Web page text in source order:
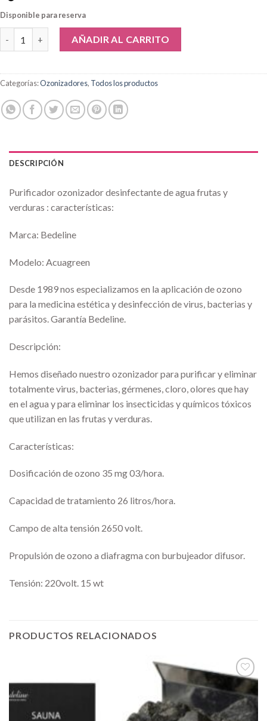
Disponible para reserva
Purificador Ozonizador-desinfección de Agua, Frutas y
AÑADIR AL CARRITO
Categorías:Ozonizadores, Todos los productos
DESCRIPCIÓN
Purificador ozonizador desinfectante de agua frutas y
verduras : características:
Marca: Bedeline
Modelo: Acuagreen
Desde 1989 nos especializamos en la aplicación de ozono
para la medicina estética y desinfección de virus, bacterias y
parásitos. Garantía Bedeline.
Descripción:
Hemos diseñado nuestro ozonizador para purificar y eliminar
totalmente virus, bacterias, gérmenes, cloro, olores que hay
en el agua y para eliminar los insecticidas y químicos tóxicos
que utilizan en las frutas y verduras.
Características:
Dosificación de ozono 35 mg 03/hora.
Capacidad de tratamiento 26 litros/hora.
Campo de alta tensión 2650 volt.
Propulsión de ozono a diafragma con burbujeador difusor.
Tensión: 220volt. 15 wt
PRODUCTOS RELACIONADOS
Añadir
a la
lista de
deseos